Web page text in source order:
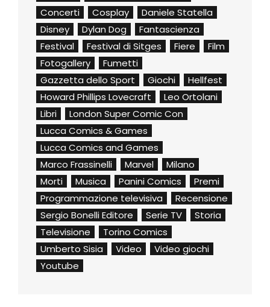
Concerti
Cosplay
Daniele Statella
Disney
Dylan Dog
Fantascienza
Festival
Festival di Sitges Fiere
Film
Fotogallery
Fumetti
Gazzetta dello Sport
Giochi
Hellfest
Howard Phillips Lovecraft
Leo Ortolani
Libri
London Super Comic Con
Lucca Comics & Games
Lucca Comics and Games
Marco Frassinelli
Marvel
Milano
Morti
Musica Panini Comics
Premi
Programmazione televisiva
Recensione
Sergio Bonelli Editore
Serie TV
Storia
Televisione
Torino Comics
Umberto Sisia
Video
Video giochi
Youtube